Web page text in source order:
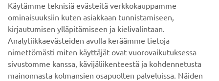
UUTISKIRJE
Ole ensimmäinen, joka kuulee uusimmista tarjouksista,
erikoistapahtumista, uusista julkaisuista ja paljon muuta...
Käytämme teknisiä evästeitä verkkokauppamme
ominaisuuksiin kuten asiakkaan tunnistamiseen,
kirjautumisen ylläpitämiseen ja kielivalintaan.
Analytiikkaevästeiden avulla keräämme tietoja
nimettömästi miten käyttäjät ovat vuorovaikutuksessa
sivustomme kanssa, kävijäliikenteestä ja kohdennetusta
mainonnasta kolmansien osapuolten palveluissa. Näiden